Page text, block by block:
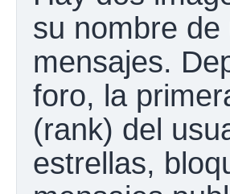
su nombre
mensajes.
foro, la
(rank) del
estrellas,